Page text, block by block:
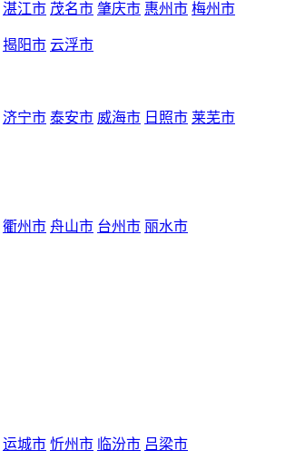
湛江市 茂名市 肇庆市 惠州市 梅州市
揭阳市 云浮市
济宁市 泰安市 威海市 日照市 莱芜市
衢州市 舟山市 台州市 丽水市
运城市 忻州市 临汾市 吕梁市